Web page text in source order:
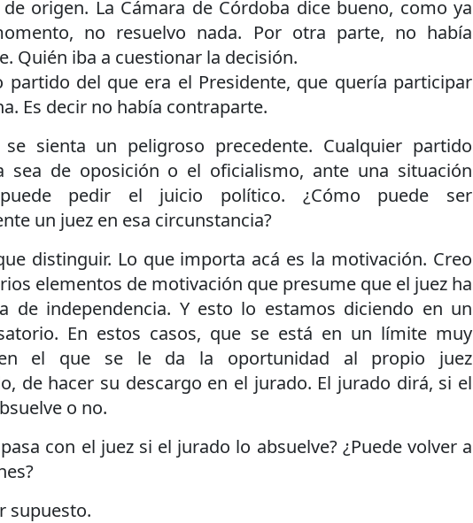
origen. La Cámara de Córdoba dice bueno, como ya
no resuelvo nada. Por otra parte, no había
Quién iba a cuestionar la decisión.
partido del que era el Presidente, que quería participar
Es decir no había contraparte.
se sienta un peligroso precedente. Cualquier partido
sea de oposición o el oficialismo, ante una situación
pedir el juicio político. ¿Cómo puede ser
un juez en esa circunstancia?
distinguir. Lo que importa acá es la motivación. Creo
elementos de motivación que presume que el juez ha
de independencia. Y esto lo estamos diciendo en un
En estos casos, que se está en un límite muy
el que se le da la oportunidad al propio juez
de hacer su descargo en el jurado. El jurado dirá, si el
o no.
con el juez si el jurado lo absuelve? ¿Puede volver a
supuesto.